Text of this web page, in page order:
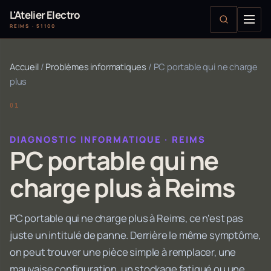
L'Atelier Electro
REIMS · 51100
Accueil/ Problèmes informatiques / PC portable qui ne charge
plus
DIAGNOSTIC INFORMATIQUE · REIMS
PC portable qui ne
charge plus à Reims
PC portable qui ne charge plus à Reims, ce n'est pas
juste un intitulé de panne. Derrière le même symptôme,
on peut trouver une pièce simple à remplacer, une